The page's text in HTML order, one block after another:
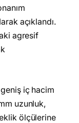
açıklandı.
agresif
iç hacim
uzunluk,
ölçülerine